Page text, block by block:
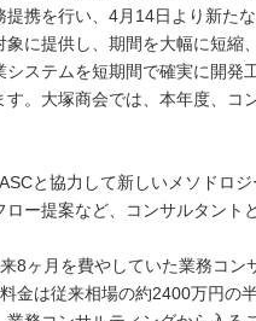
携を行い、4月14日より新た
に提供し、期間を大幅に短縮
ステムを短期間で確実に開発
。大塚商会では、本年度、コ
と協力して新しいメソドロ
ロー提案など、コンサルタン
8ヶ月を費やしていた業務コ
金は従来相場の約2400万円の